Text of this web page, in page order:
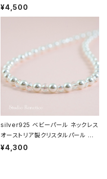
mパール 40cmプラスアジャスター
bn-46
¥4,500
silver925 ベビーパール ネックレス
オーストリア製クリスタルパール グラ
スプラス bn-41
¥4,300